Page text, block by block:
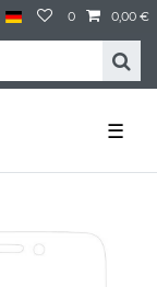
0 0,00 €
☰